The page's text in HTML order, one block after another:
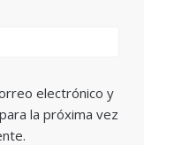
electrónico y
la próxima vez